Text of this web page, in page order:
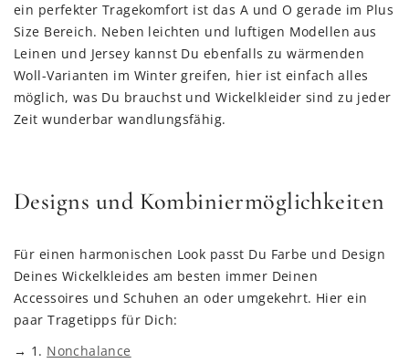
ein perfekter Tragekomfort ist das A und O gerade im Plus
Size Bereich. Neben leichten und luftigen Modellen aus
Leinen und Jersey kannst Du ebenfalls zu wärmenden
Woll-Varianten im Winter greifen, hier ist einfach alles
möglich, was Du brauchst und Wickelkleider sind zu jeder
Zeit wunderbar wandlungsfähig.
Designs und Kombiniermöglichkeiten
Für einen harmonischen Look passt Du Farbe und Design
Deines Wickelkleides am besten immer Deinen
Accessoires und Schuhen an oder umgekehrt. Hier ein
paar Tragetipps für Dich:
→ 1. Nonchalance